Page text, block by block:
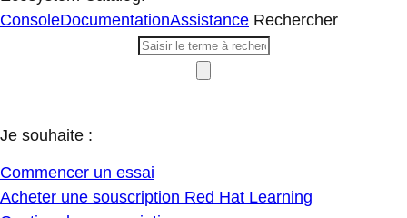
ConsoleDocumentationAssistance Rechercher
Je souhaite :
Commencer un essai
Acheter une souscription Red Hat Learning